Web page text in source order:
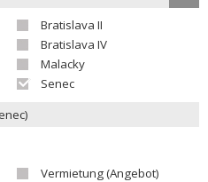
Bratislava II
Bratislava IV
Malacky
Senec
Vermietung (Angebot)